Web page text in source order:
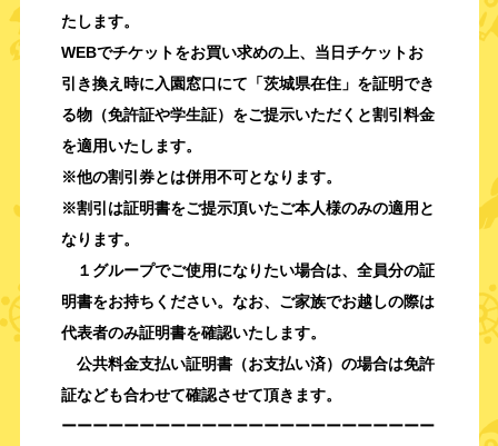
たします。
WEBでチケットをお買い求めの上、当日チケットお
引き換え時に入園窓口にて「茨城県在住」を証明でき
る物（免許証や学生証）をご提示いただくと割引料金
を適用いたします。
※他の割引券とは併用不可となります。
※割引は証明書をご提示頂いたご本人様のみの適用と
なります。
１グループでご使用になりたい場合は、全員分の証
明書をお持ちください。なお、ご家族でお越しの際は
代表者のみ証明書を確認いたします。
公共料金支払い証明書（お支払い済）の場合は免許
証なども合わせて確認させて頂きます。
ーーーーーーーーーーーーーーーーーーーーーーーー